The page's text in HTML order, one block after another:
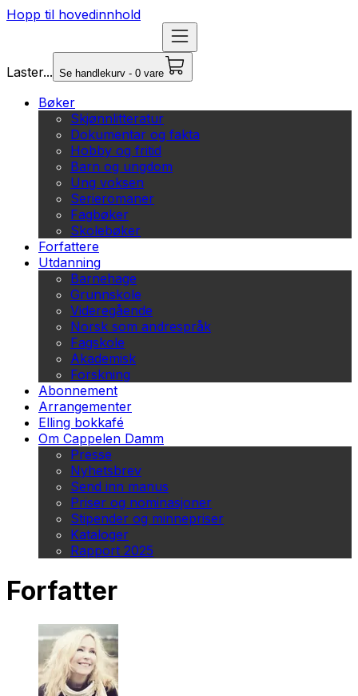
Hopp til hovedinnhold
Laster... Se handlekurv - 0 vare
Bøker
Skjønnlitteratur
Dokumentar og fakta
Hobby og fritid
Barn og ungdom
Ung voksen
Serieromaner
Fagbøker
Skolebøker
Forfattere
Utdanning
Barnehage
Grunnskole
Videregående
Norsk som andrespråk
Fagskole
Akademisk
Forskning
Abonnement
Arrangementer
Elling bokkafé
Om Cappelen Damm
Presse
Nyhetsbrev
Send inn manus
Priser og nominasjoner
Stipender og minnepriser
Kataloger
Rapport 2025
Forfatter